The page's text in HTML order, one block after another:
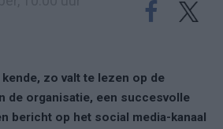
zo valt te lezen op de
de organisatie, een succesvolle
bericht op het social media-kanaal